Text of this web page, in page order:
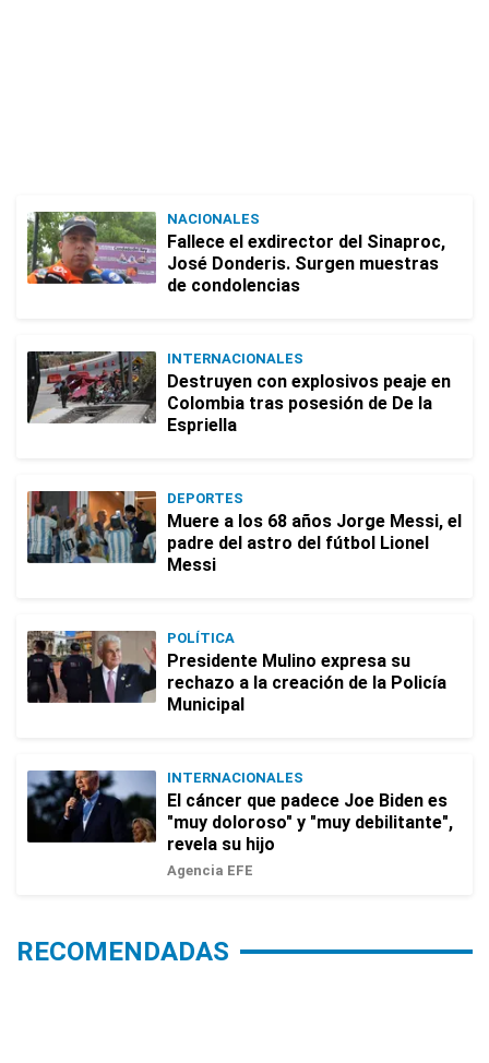
NACIONALES
Fallece el exdirector del Sinaproc,
José Donderis. Surgen muestras
de condolencias
INTERNACIONALES
Destruyen con explosivos peaje en
Colombia tras posesión de De la
Espriella
DEPORTES
Muere a los 68 años Jorge Messi, el
padre del astro del fútbol Lionel
Messi
POLÍTICA
Presidente Mulino expresa su
rechazo a la creación de la Policía
Municipal
INTERNACIONALES
El cáncer que padece Joe Biden es
"muy doloroso" y "muy debilitante",
revela su hijo
Agencia EFE
RECOMENDADAS